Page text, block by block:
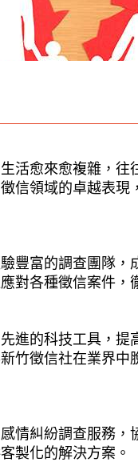
活愈來愈複雜，
信領域的卓越表現
豐富的調查團隊
對各種徵信案件，
進的科技工具，
竹徵信社在業界中
情糾紛調查服務
製化的解決方案。